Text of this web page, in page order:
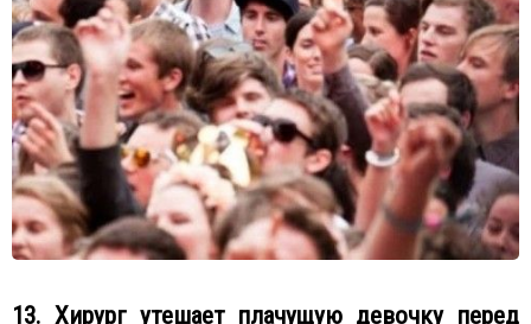
13. Хирург утешает плачущую девочку перед